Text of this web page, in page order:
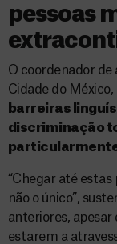
pessoas
O coordenador de
Cidade do México,
barreiras
discriminação
“Chegar até estas
não o único”,
anteriores, apesar
estarem a